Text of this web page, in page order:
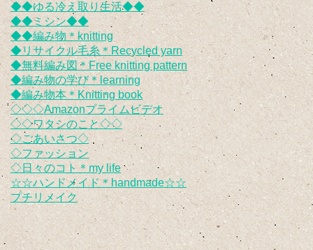
◆◆ゆる冷え取り生活◆◆
◆◆ミシン◆◆
◆◆編み物＊knitting
◆リサイクル毛糸＊Recycled yarn
◆無料編み図＊Free knitting pattern
◆編み物の学び＊learning
◆編み物本＊Knitting book
◇◇◇Amazonプライムビデオ
◇◇ワタシのこと◇◇
◇ごあいさつ◇
◇ファッション
◇日々のコト＊my life
☆☆ハンドメイド＊handmade☆☆
プチリメイク